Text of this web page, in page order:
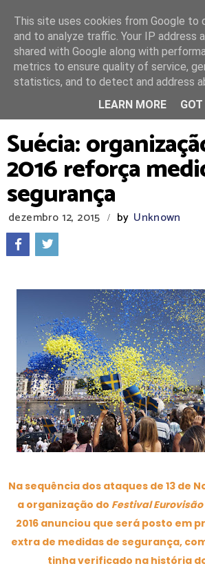
TRENDING
Suécia:
2016 reforça
segurança
dezembro 12, 2015 / by Unknown
Na sequência dos ataques de 13 de
a organização do Festival
2016 anunciou que será posto em
extra de medidas de segurança,
tinha verificado na história
This site uses cookies from Google to
and to analyze traffic. Your IP address
shared with Google along with
metrics to ensure quality of service,
statistics, and to detect and address
LEARN MORE